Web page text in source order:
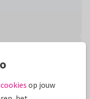
cookies op jouw